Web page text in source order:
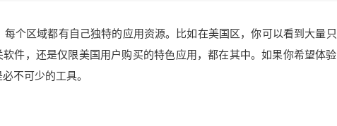
个区域都有自己独特的应用资源。比如在美国区，你可以看到大量只
件，还是仅限美国用户购买的特色应用，都在其中。如果你希望体验
不可少的工具。